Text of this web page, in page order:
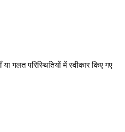
गलत परिस्थितियों में स्वीकार किए गए